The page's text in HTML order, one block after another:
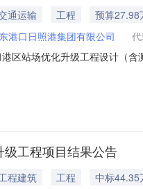
通运输 工程
预算27.98
港口日照港集团有限公司
区站场优化升级工程设计（
区铁路利用南联Ⅱ线连通Ⅶ场
工程项目结果公告
程建筑 工程
中标44.35